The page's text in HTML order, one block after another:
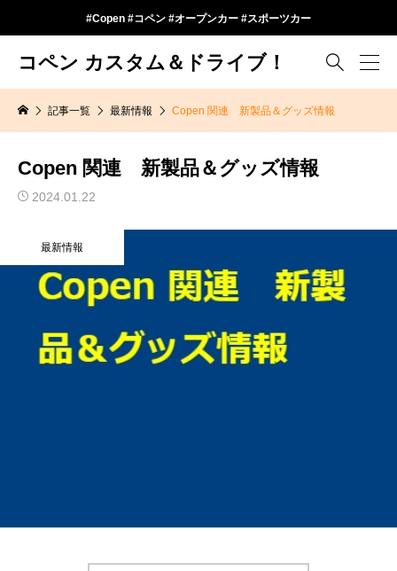
#Copen #コペン #オープンカー #スポーツカー
コペン カスタム＆ドライブ！ 
記事一覧 最新情報 Copen 関連 新製品＆グッズ情報
Copen 関連 新製品＆グッズ情報
2024.01.22
最新情報